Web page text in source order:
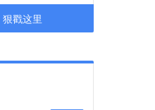
戳这里